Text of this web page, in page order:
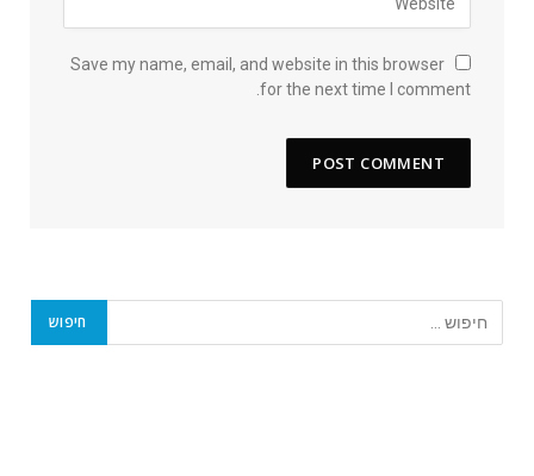
Save my name, email, and website in this browser
for the next time I comment.